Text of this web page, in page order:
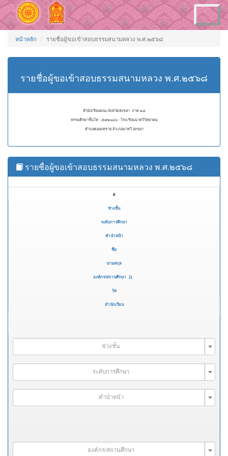
Toggle
navigation
หน้าหลัก รายชื่อผู้ขอเข้าสอบธรรมสนามหลวง พ.ศ.๒๕๖๘
รายชื่อผู้ขอเข้าสอบธรรมสนามหลวง พ.ศ.๒๕๖๘
สำนักเรียนคณะจังหวัดสงขลา ภาค ๑๘
ธรรมศึกษาชั้นโท - ๕๗๒๐๘๖ - โรงเรียนนาทวีวิทยาคม
ตำบลคลองทราย อำเภอนาทวี สงขลา
รายชื่อผู้ขอเข้าสอบธรรมสนามหลวง พ.ศ.๒๕๖๘
#
ช่วงชั้น
ระดับการศึกษา
คำนำหน้า
ชื่อ
นามสกุล
องค์กร/สถานศึกษา
วัด
สำนักเรียน
ช่วงชั้น
ระดับการศึกษา
คำนำหน้า
องค์กร/สถานศึกษา